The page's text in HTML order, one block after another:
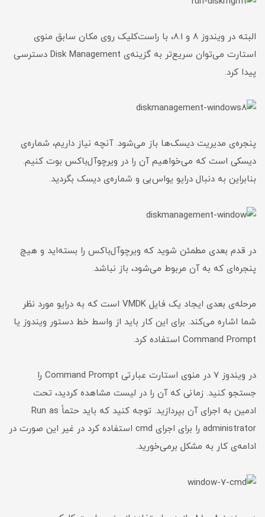
البته در ویندوز 8 و 8.1، با راست‌کلیک روی مکان سابق منوی
استارت می‌توان سریع‌تر به گزینه‌ی Disk Management دسترسی
پیدا کرد.
پنجره‌ی مدیریت دیسک‌ها باز می‌شود. آنچه نیاز داریم، شماره‌ی
دیسکی است که می‌خواهیم آن را در ویرچوآل‌باکس بوت کنیم.
بنابراین به دنبال درایو یو‌اس‌بی و شماره‌ی دیسک بگردید.
در قدم بعدی مطمئن شوید که ویرچوآل‌باکس را بسته‌اید و هیچ
پنجره‌ای که به آن مربوط می‌شود، باز نباشد.
مرحله‌ی بعدی ایجاد یک فایل VMDK است که به درایو مورد نظر
شما اشاره می‌کند. برای این کار باید از واسط خط دستور ویندوز یا
Command Prompt استفاده کرد.
در ویندوز 7 در منوی استارت عبارتی Command Prompt را
جستجو کنید. زمانی که آن را در لیست مشاهده کردید، تحت
ادمین به اجرای آن بپردازید. توجه کنید که باید حتماً Run as
administrator را برای اجرای cmd استفاده کرد در غیر این صورت در
ادامه‌ی کار به مشکل برمی‌خورید.